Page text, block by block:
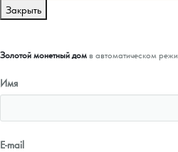
Закрыть
Золотой монетный домв автоматическом
Имя
E-mail